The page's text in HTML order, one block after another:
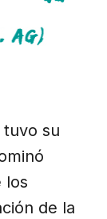
su
los
de la